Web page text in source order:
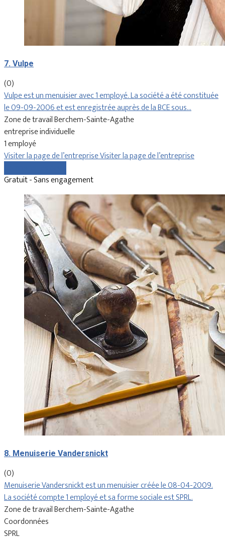
7. Vulpe
(0)
Vulpe est un menuisier avec 1 employé. La société a été constituée
le 09-09-2006 et est enregistrée auprès de la BCE sous…
Zone de travail Berchem-Sainte-Agathe
entreprise individuelle
1 employé
Visiter la page de l’entrepriseVisiter la page de l’entreprise
Gratuit - Sans engagement
8. Menuiserie Vandersnickt
(0)
Menuiserie Vandersnickt est un menuisier créée le 08-04-2009.
La société compte 1 employé et sa forme sociale est SPRL.
Zone de travail Berchem-Sainte-Agathe
Coordonnées
SPRL